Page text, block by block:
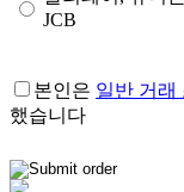
JCB
본인은 일반 거래
했습니다